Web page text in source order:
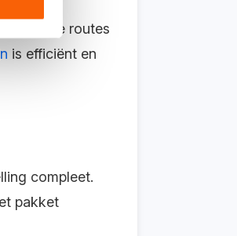
snelste routes
is efficiënt en
compleet.
pakket